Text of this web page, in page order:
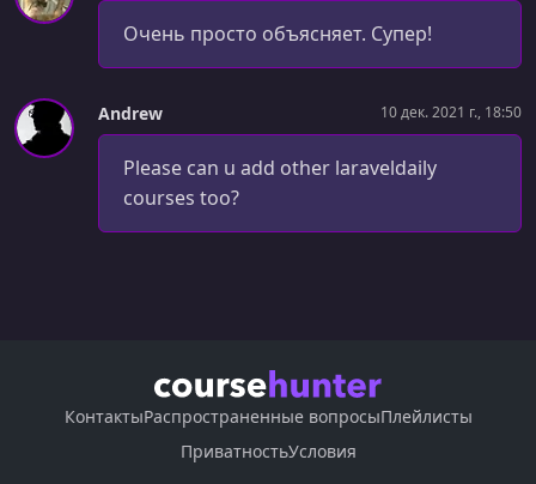
Очень просто объясняет. Супер!
Andrew 10 дек. 2021 г., 18:50
Please can u add other laraveldaily
courses too?
КонтактыРаспространенные вопросыПлейлисты
ПриватностьУсловия